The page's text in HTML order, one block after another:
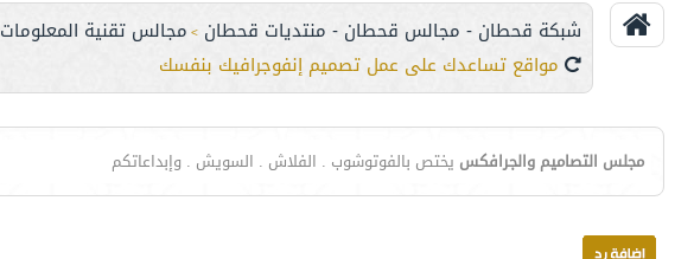
شبكة قحطان - مجالس قحطان - منتديات قحطان > مجالس تقنية المعلومات
مواقع تساعدك على عمل تصميم إنفوجرافيك بنفسك
مجلس التصاميم والجرافكس يختص بالفوتوشوب . الفلاش . السويش . وإبداعاتكم